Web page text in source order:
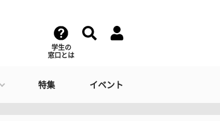
学生の
窓口とは
特集 イベント